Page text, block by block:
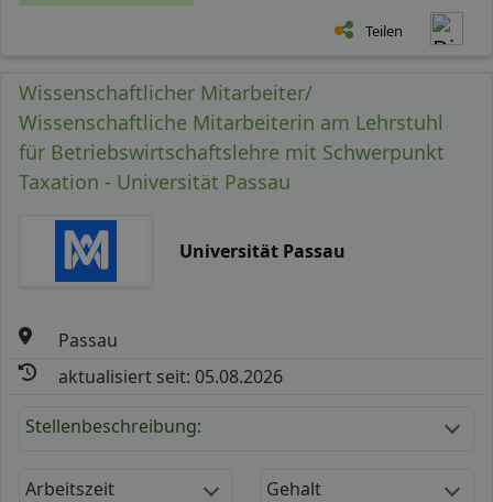
Teilen
Wissenschaftlicher Mitarbeiter/
Wissenschaftliche Mitarbeiterin am Lehrstuhl
für Betriebswirtschaftslehre mit Schwerpunkt
Taxation - Universität Passau
Universität Passau
Passau
aktualisiert seit: 05.08.2026
Stellenbeschreibung:
Arbeitszeit Gehalt